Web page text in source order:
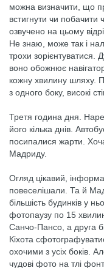
можна визначити, що
встигнути чи
озвучено на цьому
Не знаю, може так і
трохи
воно обожнює
кожну хвилину шляху.
з одного боку, високі
Третя година дня.
його кілька днів.
посипалися жарти.
Мадриду.
Огляд цікавий,
повеселішали. Та й
більшість будинків у
фотопаузу по 15
Санчо-Пансо, а друга
Кіхота
охочими з усіх боків.
чудові фото на тлі